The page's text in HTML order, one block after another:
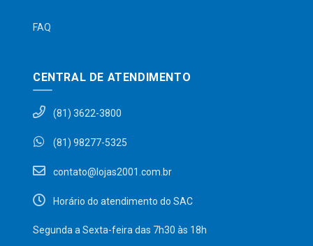
FAQ
CENTRAL DE ATENDIMENTO
(81) 3622-3800
(81) 98277-5325
contato@lojas2001.com.br
Horário do atendimento do SAC
Segunda a Sexta-feira das 7h30 às 18h